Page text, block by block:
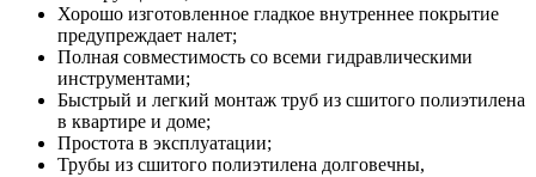
Хорошо изготовленное гладкое внутреннее покрытие
предупреждает налет;
Полная совместимость со всеми гидравлическими
инструментами;
Быстрый и легкий монтаж труб из сшитого полиэтилена
в квартире и доме;
Простота в эксплуатации;
Трубы из сшитого полиэтилена долговечны,